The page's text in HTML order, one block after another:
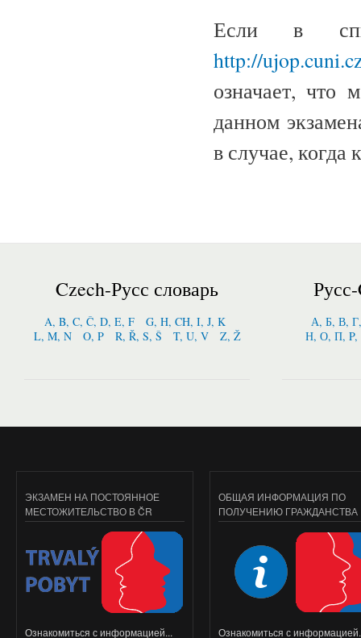
Если в
http://
означает, что
данном
в случае, когда
Czech-Русс словарь
A, B, C, Č, D, E, F
G, H, CH, I, J, K
L, M, N
O, P R, Ř, S, Š T, U, V Z, Ž
А, Б, В,
Н, О, П,
ЭКЗАМЕН НА ПОСТОЯННОЕ
МЕСТОЖИТЕЛЬСТВО В ČR
Ознакомиться с информацией...
ОБЩАЯ ИНФОРМАЦИЯ ПО
ПОЛУЧЕНИЮ ГРАЖДАНСТВА
Ознакомиться с